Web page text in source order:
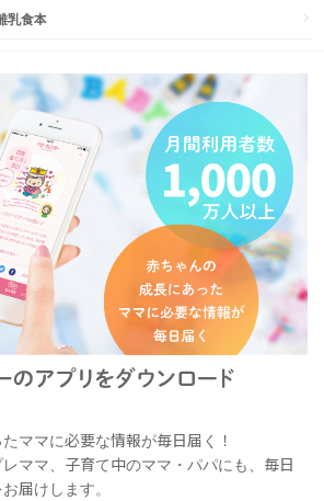
乳食本
ママに必要な情報が毎日届く！
ママ、子育て中のママ・パパにも、毎日
届けします。